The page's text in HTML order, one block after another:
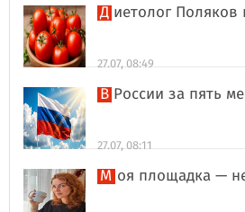
Диетолог
27.07, 08:49
В России за пять
27.07, 08:11
Моя площадка —